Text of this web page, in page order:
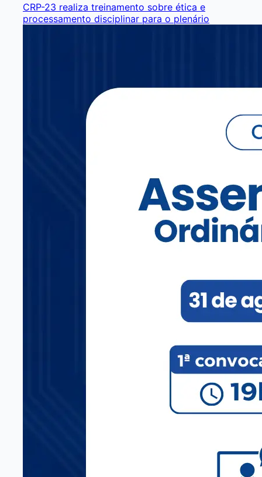
CRP-23 realiza treinamento sobre ética e
processamento disciplinar para o plenário